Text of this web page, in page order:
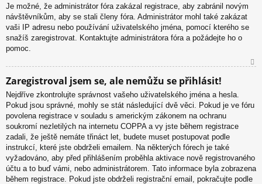
Je možné, že administrátor fóra zakázal registrace, aby zabránil novým
návštěvníkům, aby se stali členy fóra. Administrátor mohl také zakázat
vaši IP adresu nebo používání uživatelského jména, pomocí kterého se
snažíš zaregistrovat. Kontaktujte administrátora fóra a požádejte ho o
pomoc.
u
Zaregistroval jsem se, ale nemůžu se přihlásit!
Nejdříve zkontrolujte správnost vašeho uživatelského jména a hesla.
Pokud jsou správné, mohly se stát následující dvě věci. Pokud je ve fóru
povolena registrace v souladu s americkým zákonem na ochranu
soukromí nezletilých na internetu COPPA a vy jste během registrace
zadali, že ještě nemáte třináct let, budete muset postupovat podle
instrukcí, které jste obdrželi emailem. Na některých fórech je také
vyžadováno, aby před přihlášením proběhla aktivace nově registrovaného
účtu a to buď vámi, nebo administrátorem. Tato informace byla zobrazena
během registrace. Pokud jste obdrželi registrační email, pokračujte podle